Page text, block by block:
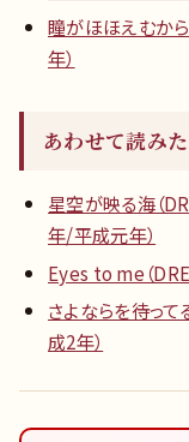
瞳がほほえむか
年）
あわせて読み
星空が映る海（
年/平成元年）
Eyes to me（
さよならを待っ
成2年）